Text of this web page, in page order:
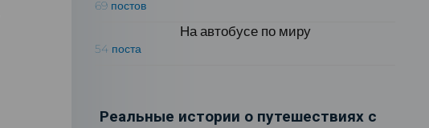
69 постов
На автобусе по миру
54 поста
Реальные истории о путешествиях с